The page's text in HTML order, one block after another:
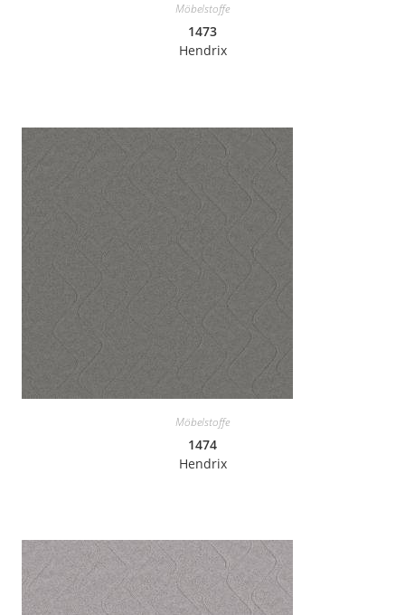
Möbelstoffe
1473
Hendrix
Möbelstoffe
1474
Hendrix